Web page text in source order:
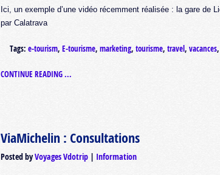
Ici, un exemple d’une vidéo récemment réalisée : la gare de
par Calatrava
Tags: e-tourism, E-tourisme, marketing, tourisme, travel, vacances,
CONTINUE READING ...
ViaMichelin : Consultations
Posted byVoyages Vdotrip Information